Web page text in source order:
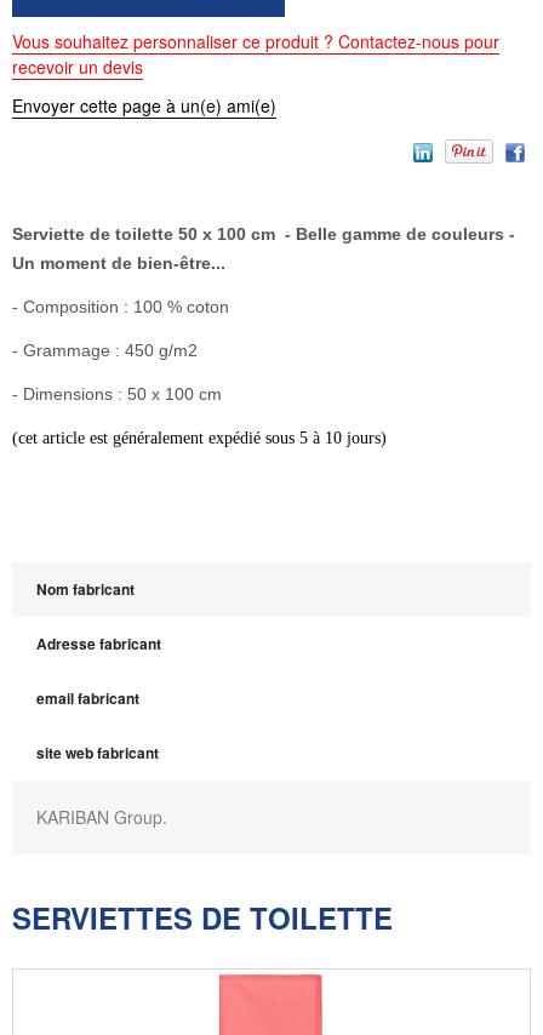
Vous souhaitez personnaliser ce produit ? Contactez-nous pour
recevoir un devis
Envoyer cette page à un(e) ami(e)
Serviette de toilette 50 x 100 cm - Belle gamme de couleurs -
Un moment de bien-être...
- Composition : 100 % coton
- Grammage : 450 g/m2
- Dimensions : 50 x 100 cm
(cet article est généralement expédié sous 5 à 10 jours)
Nom fabricant
Adresse fabricant
email fabricant
site web fabricant
KARIBAN Group.
SERVIETTES DE TOILETTE